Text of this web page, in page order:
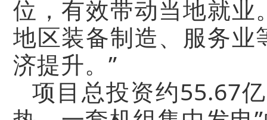
位，有效带动当地就
地区装备制造、服务
济提升。”
项目总投资约55.67